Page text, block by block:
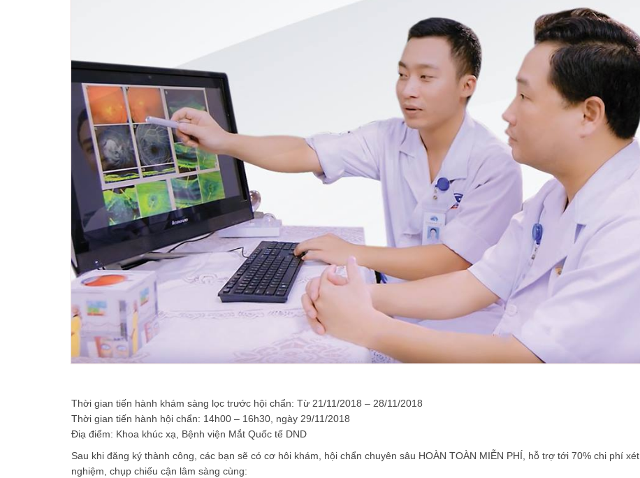
Thời gian tiến hành khám sàng lọc trước hội chẩn: Từ 21/11/2018 – 28/11/2018
Thời gian tiến hành hội chẩn: 14h00 – 16h30, ngày 29/11/2018
Điạ điểm: Khoa khúc xạ, Bệnh viện Mắt Quốc tế DND
Sau khi đăng ký thành công, các bạn sẽ có cơ hôi khám, hội chẩn chuyên sâu HOÀN TOÀN MIỄN PHÍ, hỗ trợ tới 70% chi phí xét
nghiệm, chụp chiếu cận lâm sàng cùng: